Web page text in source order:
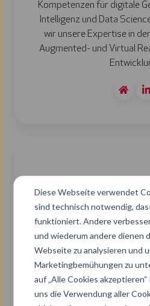
Diese Webseite verwendet
sind technisch notwendig,
funktioniert. Andere
und wiederum andere dienen
Webseite zu analysieren und
Marketingbemühungen zu
auf „Alle Cookies
uns die Verwendung aller
Kompetenzen für digitale
Intelligenz und Data
wir unsere Expertise in
Augmented- und Virtual
ACP Digital
Wir sehen Ihre
Produktionsfaktor und
mit denen Sie wichtige